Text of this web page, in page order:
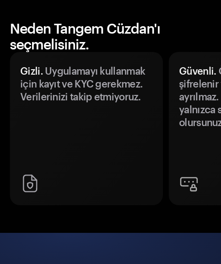
Neden Tangem Cüzdan'ı
seçmelisiniz.
Gizli.Uygulamayı kullanmak
için kayıt ve KYC gerekmez.
Verilerinizi takip etmiyoruz.
Güvenli.
şifrelenir
yalnızca